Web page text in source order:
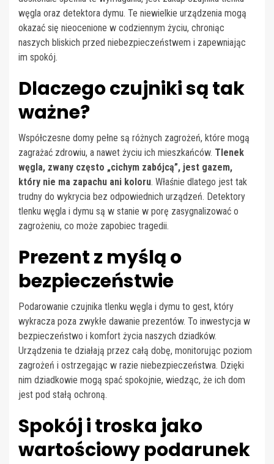
węgla oraz detektora dymu. Te niewielkie urządzenia mogą
okazać się nieocenione w codziennym życiu, chroniąc
naszych bliskich przed niebezpieczeństwem i zapewniając
im spokój.
Dlaczego czujniki są tak
ważne?
Współczesne domy pełne są różnych zagrożeń, które mogą
zagrażać zdrowiu, a nawet życiu ich mieszkańców. Tlenek
węgla, zwany często „cichym zabójcą”, jest gazem,
który nie ma zapachu ani koloru. Właśnie dlatego jest tak
trudny do wykrycia bez odpowiednich urządzeń. Detektory
tlenku węgla i dymu są w stanie w porę zasygnalizować o
zagrożeniu, co może zapobiec tragedii.
Prezent z myślą o
bezpieczeństwie
Podarowanie czujnika tlenku węgla i dymu to gest, który
wykracza poza zwykłe dawanie prezentów. To inwestycja w
bezpieczeństwo i komfort życia naszych dziadków.
Urządzenia te działają przez całą dobę, monitorując poziom
zagrożeń i ostrzegając w razie niebezpieczeństwa. Dzięki
nim dziadkowie mogą spać spokojnie, wiedząc, że ich dom
jest pod stałą ochroną.
Spokój i troska jako
wartościowy podarunek